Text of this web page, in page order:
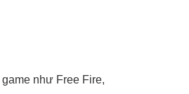
như Free Fire,